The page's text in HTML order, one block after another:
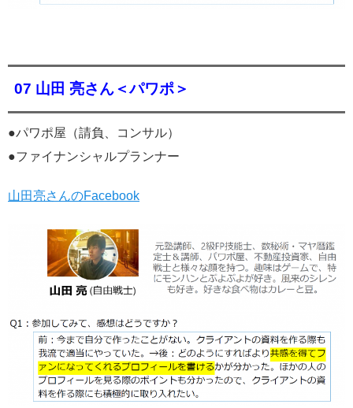
07 山田 亮さん＜パワポ＞
●パワポ屋（請負、コンサル）
●ファイナンシャルプランナー
山田亮さんのFacebook